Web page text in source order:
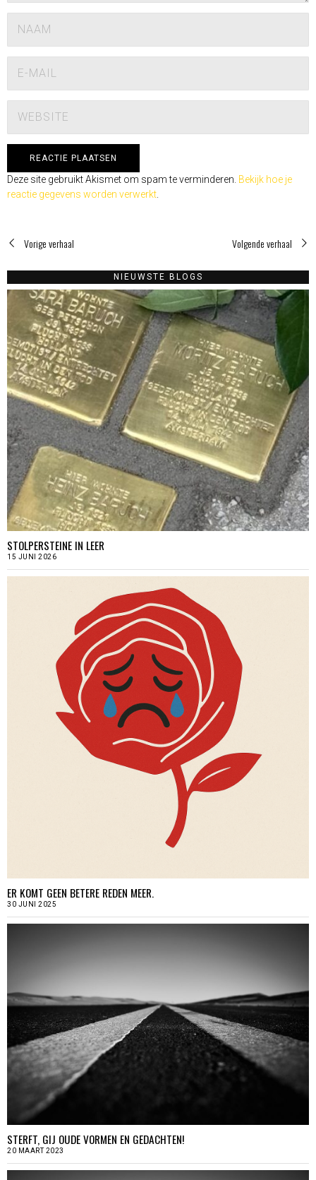
Deze site gebruikt Akismet om spam te verminderen. Bekijk hoe je
reactie gegevens worden verwerkt
Vorige verhaal Volgende verhaal
NIEUWSTE BLOGS
STOLPERSTEINE IN LEER
15 JUNI 2026
ER KOMT GEEN BETERE REDEN MEER.
30 JUNI 2025
STERFT, GIJ OUDE VORMEN EN GEDACHTEN!
20 MAART 2023